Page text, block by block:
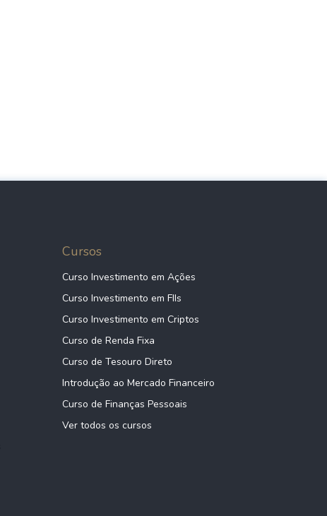
Cursos
Curso Investimento em Ações
Curso Investimento em FIIs
Curso Investimento em Criptos
Curso de Renda Fixa
Curso de Tesouro Direto
Introdução ao Mercado Financeiro
Curso de Finanças Pessoais
Ver todos os cursos